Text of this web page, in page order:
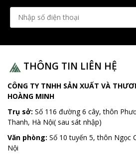
THÔNG TIN LIÊN HỆ
CÔNG TY TNHH SẢN XUẤT VÀ
HOÀNG MINH
Trụ sở: Số 116 đường 6 cây, thôn
Thanh, Hà Nội( sau sát nhập)
Văn phòng: Số 10 tuyến 5, thôn Ngọc
Nội